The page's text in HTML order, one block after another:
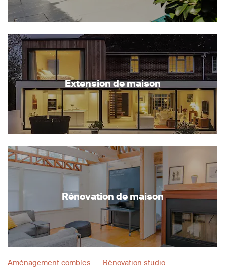
Extension de maison
Rénovation de maison
Aménagement combles
Rénovation studio